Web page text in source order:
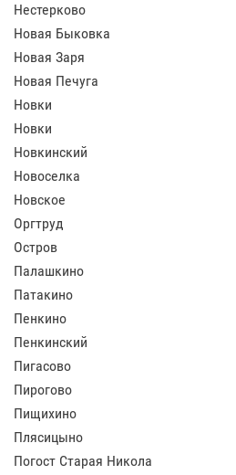
Нестерково
Новая Быковка
Новая Заря
Новая Печуга
Новки
Новки
Новкинский
Новоселка
Новское
Оргтруд
Остров
Палашкино
Патакино
Пенкино
Пенкинский
Пигасово
Пирогово
Пищихино
Плясицыно
Погост Старая Никола